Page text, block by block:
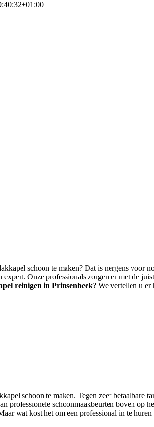
schoon te maken? Dat is nergens voor
Onze professionals zorgen er met de
reinigen in Prinsenbeek? We vertellen u er
schoon te maken. Tegen zeer betaalbare
professionele schoonmaakbeurten boven op
wat kost het om een professional in te huren